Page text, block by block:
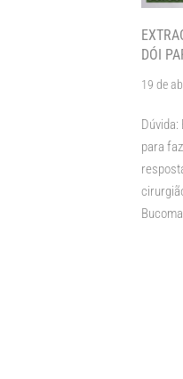
DÓI
19 de
Dúvida:
para